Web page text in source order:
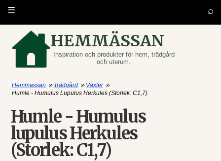
HEMMÄSSAN
Inspiration och produkter för hem, trädgård
och uterum.
☰ ⌕
Hemmassan » Trädgård » Växter »
Humle - Humulus Lupulus Herkules (Storlek: C1,7)
Humle - Humulus
lupulus Herkules
(Storlek: C1,7)